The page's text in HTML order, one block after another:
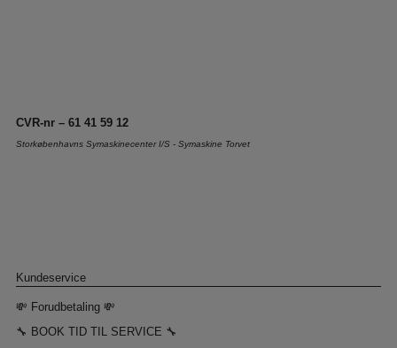
CVR-nr – 61 41 59 12
Storkøbenhavns Symaskinecenter I/S - Symaskine Torvet
Kundeservice
💸 Forudbetaling 💸
🔧 BOOK TID TIL SERVICE 🔧